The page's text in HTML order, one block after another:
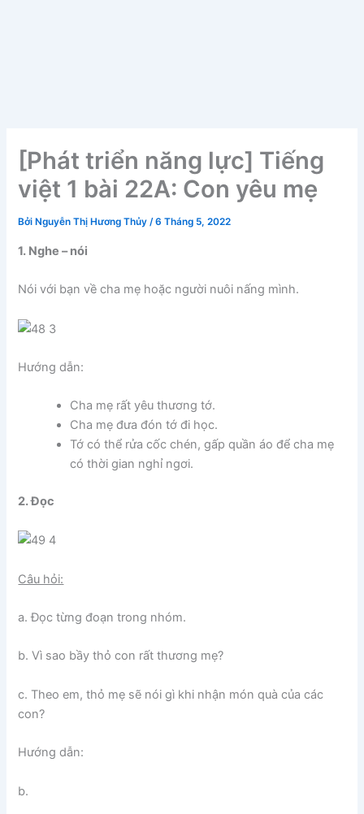
[Phát triển năng lực] Tiếng
việt 1 bài 22A: Con yêu mẹ
Bởi Nguyễn Thị Hương Thủy/6 Tháng 5, 2022
1. Nghe – nói
Nói với bạn về cha mẹ hoặc người nuôi nấng mình.
Hướng dẫn:
Cha mẹ rất yêu thương tớ.
Cha mẹ đưa đón tớ đi học.
Tớ có thể rửa cốc chén, gấp quần áo để cha mẹ
có thời gian nghỉ ngơi.
2. Đọc
Câu hỏi:
a. Đọc từng đoạn trong nhóm.
b. Vì sao bầy thỏ con rất thương mẹ?
c. Theo em, thỏ mẹ sẽ nói gì khi nhận món quà của các
con?
Hướng dẫn:
b.